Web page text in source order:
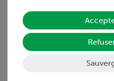
Dans cette expérience, les
mathématique entre le
Contenu de